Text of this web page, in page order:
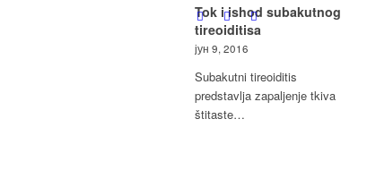
Tok i ishod subakutnog
tireoiditisa
јун 9, 2016
Subakutni tireoiditis
predstavlja zapaljenje tkiva
štitaste…